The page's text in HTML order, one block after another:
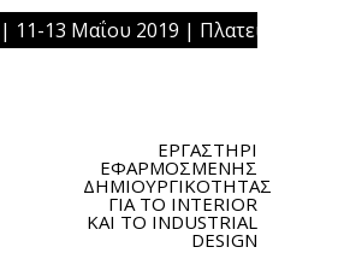
2019 | Πλατεία Ομονοίας, Αθήνα
ΕΡΓΑΣΤΗΡΙ
ΕΦΑΡΜΟΣΜΕΝΗΣ
ΔΗΜΙΟΥΡΓΙΚΟΤΗΤΑΣ
ΓΙΑ ΤΟ INTERIOR
ΚΑΙ ΤΟ INDUSTRIAL
DESIGN